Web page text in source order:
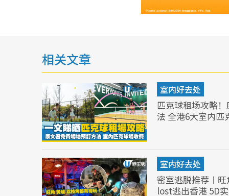
相关文章
室内好去处
匹克球租场攻略
法 全港6大室内
室内好去处
密室逃脱推荐︱
lost逃出香港 5D